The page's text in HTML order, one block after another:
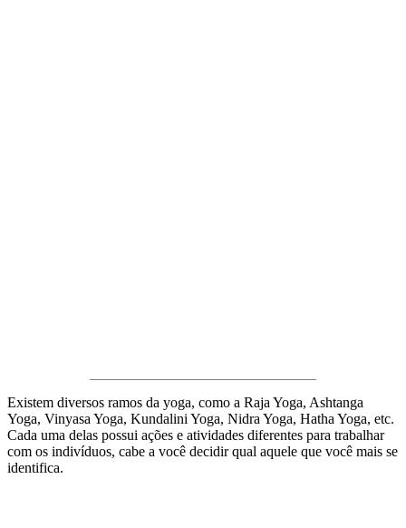
Existem diversos ramos da yoga, como a Raja Yoga, Ashtanga
Yoga, Vinyasa Yoga, Kundalini Yoga, Nidra Yoga, Hatha Yoga, etc.
Cada uma delas possui ações e atividades diferentes para trabalhar
com os indivíduos, cabe a você decidir qual aquele que você mais se
identifica.